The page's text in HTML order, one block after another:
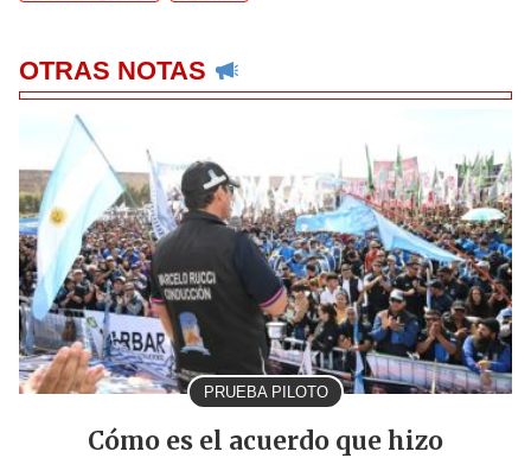
OTRAS NOTAS
PRUEBA PILOTO
Cómo es el acuerdo que hizo